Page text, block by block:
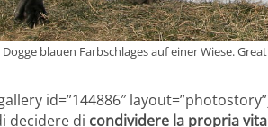
blauen Farbschlages auf einer Wiese.
id=”144886″
decidere di condividere la propria